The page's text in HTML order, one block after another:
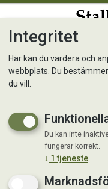
Alac
6mmx15m
Integritet
Här kan du värdera och
webbplats. Du
du vill.
Du kan inte
fungerar korrekt.
↓ 1 tjeneste